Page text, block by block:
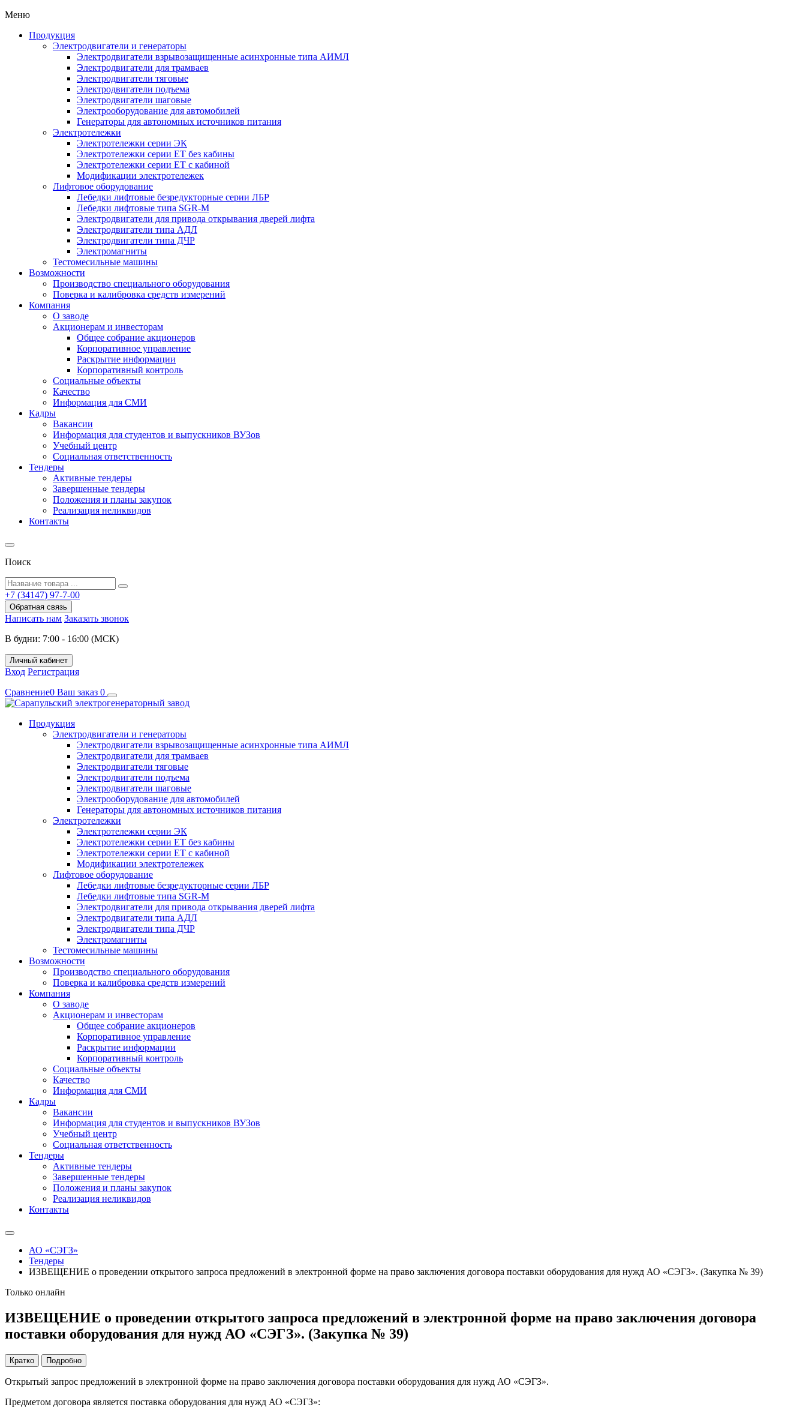
Меню
Продукция
Электродвигатели и генераторы
Электродвигатели взрывозащищенные асинхронные типа АИМЛ
Электродвигатели для трамваев
Электродвигатели тяговые
Электродвигатели подъема
Электродвигатели шаговые
Электрооборудование для автомобилей
Генераторы для автономных источников питания
Электротележки
Электротележки серии ЭК
Электротележки серии ЕТ без кабины
Электротележки серии ЕТ с кабиной
Модификации электротележек
Лифтовое оборудование
Лебедки лифтовые безредукторные серии ЛБР
Лебедки лифтовые типа SGR-M
Электродвигатели для привода открывания дверей лифта
Электродвигатели типа АДЛ
Электродвигатели типа ДЧР
Электромагниты
Тестомесильные машины
Возможности
Производство специального оборудования
Поверка и калибровка средств измерений
Компания
О заводе
Акционерам и инвесторам
Общее собрание акционеров
Корпоративное управление
Раскрытие информации
Корпоративный контроль
Социальные объекты
Качество
Информация для СМИ
Кадры
Вакансии
Информация для студентов и выпускников ВУЗов
Учебный центр
Социальная ответственность
Тендеры
Активные тендеры
Завершенные тендеры
Положения и планы закупок
Реализация неликвидов
Контакты
Поиск
+7 (34147) 97-7-00
Обратная связь
Написать нам Заказать звонок
В будни: 7:00 - 16:00 (МСК)
Личный кабинет
Вход Регистрация
Сравнение0 Ваш заказ 0
Продукция
Электродвигатели и генераторы
Электродвигатели взрывозащищенные асинхронные типа АИМЛ
Электродвигатели для трамваев
Электродвигатели тяговые
Электродвигатели подъема
Электродвигатели шаговые
Электрооборудование для автомобилей
Генераторы для автономных источников питания
Электротележки
Электротележки серии ЭК
Электротележки серии ЕТ без кабины
Электротележки серии ЕТ с кабиной
Модификации электротележек
Лифтовое оборудование
Лебедки лифтовые безредукторные серии ЛБР
Лебедки лифтовые типа SGR-M
Электродвигатели для привода открывания дверей лифта
Электродвигатели типа АДЛ
Электродвигатели типа ДЧР
Электромагниты
Тестомесильные машины
Возможности
Производство специального оборудования
Поверка и калибровка средств измерений
Компания
О заводе
Акционерам и инвесторам
Общее собрание акционеров
Корпоративное управление
Раскрытие информации
Корпоративный контроль
Социальные объекты
Качество
Информация для СМИ
Кадры
Вакансии
Информация для студентов и выпускников ВУЗов
Учебный центр
Социальная ответственность
Тендеры
Активные тендеры
Завершенные тендеры
Положения и планы закупок
Реализация неликвидов
Контакты
АО «СЭГЗ»
Тендеры
ИЗВЕЩЕНИЕ о проведении открытого запроса предложений в электронной форме на право заключения договора поставки оборудования для нужд АО «СЭГЗ». (Закупка № 39)
Только онлайн
ИЗВЕЩЕНИЕ о проведении открытого запроса предложений в электронной форме на право заключения договора
поставки оборудования для нужд АО «СЭГЗ». (Закупка № 39)
Кратко Подробно
Открытый запрос предложений в электронной форме на право заключения договора поставки оборудования для нужд АО «СЭГЗ».
Предметом договора является поставка оборудования для нужд АО «СЭГЗ»: